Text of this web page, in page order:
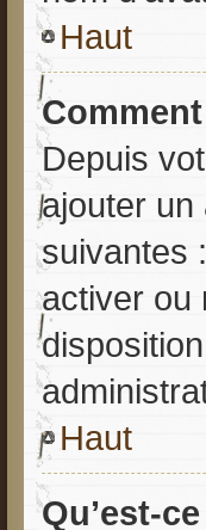
Haut
Depuis
ajouter un
suivantes
activer ou
Haut
Qu’est-